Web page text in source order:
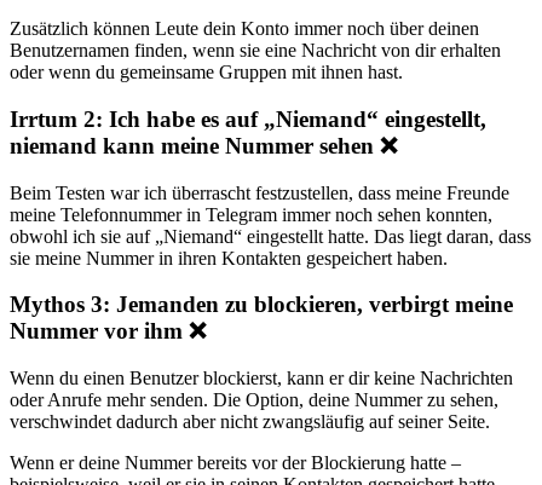
Zusätzlich können Leute dein Konto immer noch über deinen
Benutzernamen finden, wenn sie eine Nachricht von dir erhalten
oder wenn du gemeinsame Gruppen mit ihnen hast.
Irrtum 2: Ich habe es auf „Niemand“ eingestellt,
niemand kann meine Nummer sehen ❌
Beim Testen war ich überrascht festzustellen, dass meine Freunde
meine Telefonnummer in Telegram immer noch sehen konnten,
obwohl ich sie auf „Niemand“ eingestellt hatte. Das liegt daran, dass
sie meine Nummer in ihren Kontakten gespeichert haben.
Mythos 3: Jemanden zu blockieren, verbirgt meine
Nummer vor ihm ❌
Wenn du einen Benutzer blockierst, kann er dir keine Nachrichten
oder Anrufe mehr senden. Die Option, deine Nummer zu sehen,
verschwindet dadurch aber nicht zwangsläufig auf seiner Seite.
Wenn er deine Nummer bereits vor der Blockierung hatte –